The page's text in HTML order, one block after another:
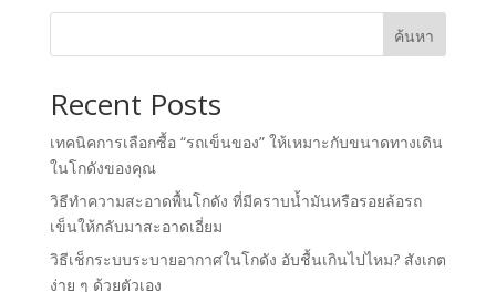
ค้นหา
Recent Posts
เทคนิคการเลือกซื้อ “รถเข็นของ” ให้เหมาะกับขนาดทางเดิน
ในโกดังของคุณ
วิธีทำความสะอาดพื้นโกดัง ที่มีคราบน้ำมันหรือรอยล้อรถ
เข็นให้กลับมาสะอาดเอี่ยม
วิธีเช็กระบบระบายอากาศในโกดัง อับชื้นเกินไปไหม? สังเกต
ง่าย ๆ ด้วยตัวเอง